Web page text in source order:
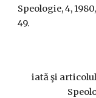
Speologie, 4,
iată şi